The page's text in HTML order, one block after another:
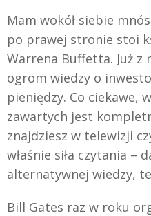
Mam wokół siebie
po prawej stronie stoi
Warrena Buffetta. Już z
ogrom wiedzy o
pieniędzy. Co ciekawe,
zawartych jest
znajdziesz w telewizji
właśnie siła czytania –
alternatywnej wiedzy,
Bill Gates raz w roku